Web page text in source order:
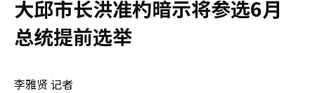
大邱市长洪准杓暗示将参选6月
总统提前选举
李雅贤 记者